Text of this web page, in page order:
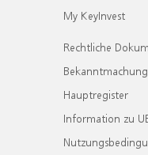
My KeyInvest
Rechtliche
Hauptregister
Information zu